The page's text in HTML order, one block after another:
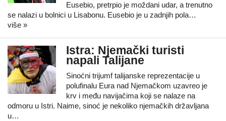
Eusebio, pretrpio je moždani udar, a trenutno
se nalazi u bolnici u Lisabonu. Eusebio je u zadnjih pola…
više »
Istra: Njemački turisti
napali Talijane
Sinoćni trijumf talijanske reprezentacije u
polufinalu Eura nad Njemačkom uzavreo je
krv i među navijačima koji se nalaze na
odmoru u Istri. Naime, sinoć je nekoliko njemačkih državljana
u…